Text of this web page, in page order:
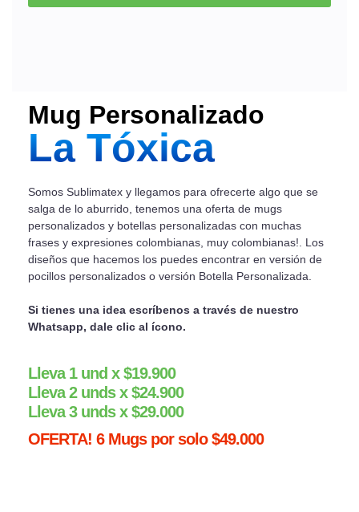
Mug Personalizado
La Tóxica
Somos Sublimatex y llegamos para ofrecerte algo que se
salga de lo aburrido, tenemos una oferta de mugs
personalizados y botellas personalizadas con muchas
frases y expresiones colombianas, muy colombianas!. Los
diseños que hacemos los puedes encontrar en versión de
pocillos personalizados o versión Botella Personalizada.
Si tienes una idea escríbenos a través de nuestro
Whatsapp, dale clic al ícono.
Lleva 1 und x $19.900
Lleva 2 unds x $24.900
Lleva 3 unds x $29.000
OFERTA! 6 Mugs por solo $49.000